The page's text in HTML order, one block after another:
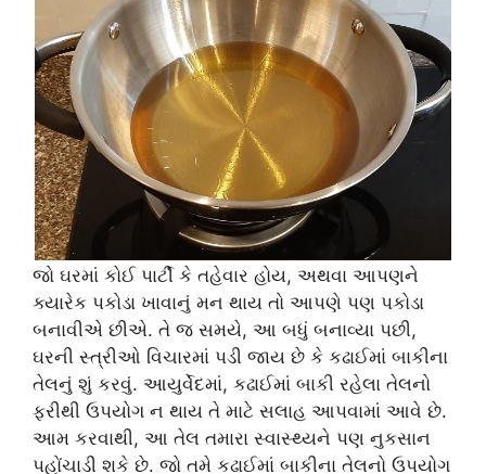
જો ઘરમાં કોઈ પાર્ટી કે તહેવાર હોય, અથવા આપણને
ક્યારેક પકોડા ખાવાનું મન થાય તો આપણે પણ પકોડા
બનાવીએ છીએ. તે જ સમયે, આ બધું બનાવ્યા પછી,
ઘરની સ્ત્રીઓ વિચારમાં પડી જાય છે કે કઢાઈમાં બાકીના
તેલનું શું કરવું. આયુર્વેદમાં, કઢાઈમાં બાકી રહેલા તેલનો
ફરીથી ઉપયોગ ન થાય તે માટે સલાહ આપવામાં આવે છે.
આમ કરવાથી, આ તેલ તમારા સ્વાસ્થ્યને પણ નુકસાન
પહોંચાડી શકે છે. જો તમે કઢાઈમાં બાકીના તેલનો ઉપયોગ